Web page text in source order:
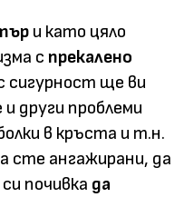
и като цяло
с прекалено
сигурност ще ви
други проблеми
в кръста и т.н.
сте ангажирани, да
почивка да